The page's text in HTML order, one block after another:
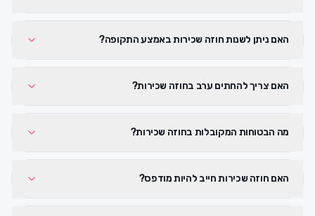
האם ניתן לשנות חוזה שכירות באמצע התקופה?
האם צריך להחתים ערב בחוזה שכירות?
מה הבטוחות המקובלות בחוזה שכירות?
האם חוזה שכירות חייב להיות מודפס?